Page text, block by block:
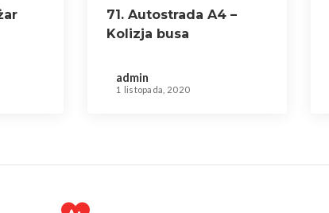
71. Autostrada A4 –
Kolizja busa
admin
1 listopada, 2020